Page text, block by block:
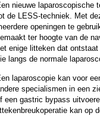
nieuwe laparoscopische
de LESS-techniek. Met
openingen te
ter hoogte van de
enige litteken dat
langs de normale
laparoscopie kan voor
specialismen in een
een gastric bypass
kan op